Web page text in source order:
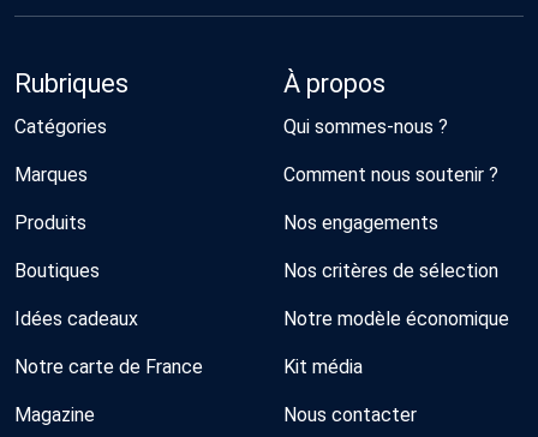
Rubriques
Catégories
Marques
Produits
Boutiques
Idées cadeaux
Notre carte de France
Magazine
À propos
Qui sommes-nous ?
Comment nous soutenir ?
Nos engagements
Nos critères de sélection
Notre modèle économique
Kit média
Nous contacter